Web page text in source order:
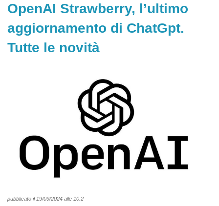
OpenAI Strawberry, l’ultimo
aggiornamento di ChatGpt.
Tutte le novità
pubblicato il 19/09/2024 alle 10:2